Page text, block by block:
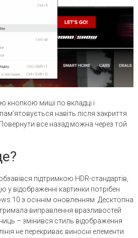
кнопкою миші по вкладці і
навіть після закриття
все назад можна через той
підтримкою HDR-стандартів,
у відображенні картинки потрібен
10 з осіннім оновленням. Десктопна
виправлення вразливостей
– змінився стиль відображення
не перекриває виносні елементи